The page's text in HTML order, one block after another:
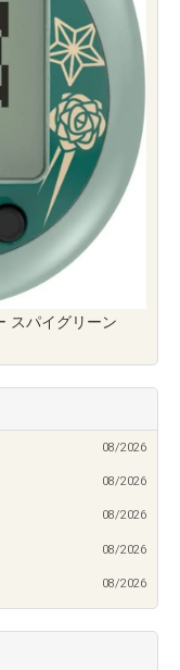
スパイグリーン
08/2026
08/2026
08/2026
08/2026
08/2026